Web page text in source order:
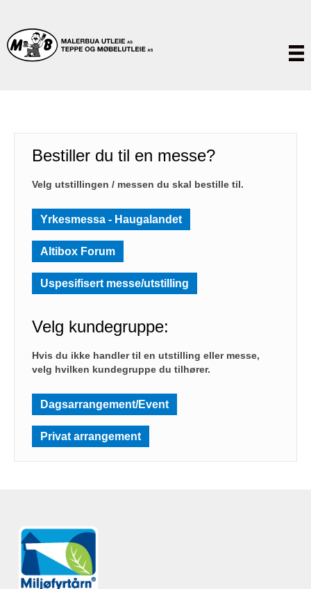
Bestiller du til en messe?
Velg utstillingen / messen du skal bestille til.
Yrkesmessa - Haugalandet
Altibox Forum
Uspesifisert messe/utstilling
Velg kundegruppe:
Hvis du ikke handler til en utstilling eller messe,
velg hvilken kundegruppe du tilhører.
Dagsarrangement/Event
Privat arrangement